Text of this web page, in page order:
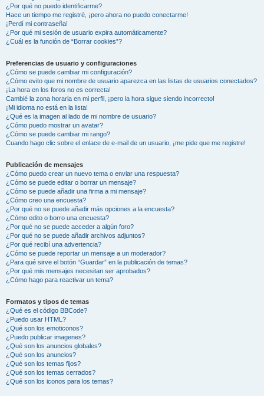
¿Por qué no puedo identificarme?
Hace un tiempo me registré, ¡pero ahora no puedo conectarme!
¡Perdí mi contraseña!
¿Por qué mi sesión de usuario expira automáticamente?
¿Cuál es la función de “Borrar cookies”?
Preferencias de usuario y configuraciones
¿Cómo se puede cambiar mi configuración?
¿Cómo evito que mi nombre de usuario aparezca en las listas de usuarios conectados?
¡La hora en los foros no es correcta!
Cambié la zona horaria en mi perfil, ¡pero la hora sigue siendo incorrecto!
¡Mi idioma no está en la lista!
¿Qué es la imagen al lado de mi nombre de usuario?
¿Cómo puedo mostrar un avatar?
¿Cómo se puede cambiar mi rango?
Cuando hago clic sobre el enlace de e-mail de un usuario, ¡me pide que me registre!
Publicación de mensajes
¿Cómo puedo crear un nuevo tema o enviar una respuesta?
¿Cómo se puede editar o borrar un mensaje?
¿Cómo se puede añadir una firma a mi mensaje?
¿Cómo creo una encuesta?
¿Por qué no se puede añadir más opciones a la encuesta?
¿Cómo edito o borro una encuesta?
¿Por qué no se puede acceder a algún foro?
¿Por qué no se puede añadir archivos adjuntos?
¿Por qué recibí una advertencia?
¿Cómo se puede reportar un mensaje a un moderador?
¿Para qué sirve el botón “Guardar” en la publicación de temas?
¿Por qué mis mensajes necesitan ser aprobados?
¿Cómo hago para reactivar un tema?
Formatos y tipos de temas
¿Qué es el código BBCode?
¿Puedo usar HTML?
¿Qué son los emoticonos?
¿Puedo publicar imagenes?
¿Qué son los anuncios globales?
¿Qué son los anuncios?
¿Qué son los temas fijos?
¿Qué son los temas cerrados?
¿Qué son los iconos para los temas?